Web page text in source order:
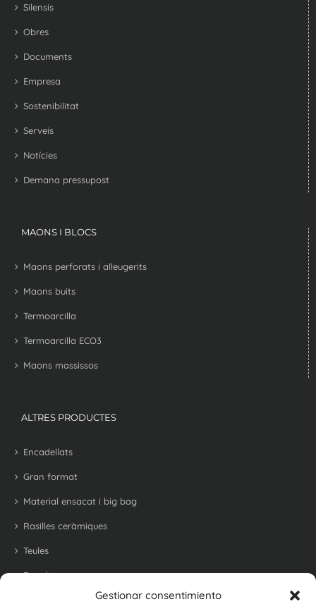
Gestionar consentimiento
Silensis
Obres
Documents
Empresa
Sostenibilitat
Serveis
Notícies
Demana pressupost
MAONS I BLOCS
Maons perforats i alleugerits
Maons buits
Termoarcilla
Termoarcilla ECO3
Maons massissos
ALTRES PRODUCTES
Encadellats
Gran format
Material ensacat i big bag
Rasilles ceràmiques
Teules
Revoltons
Maons refractari per a barbacoes i forns